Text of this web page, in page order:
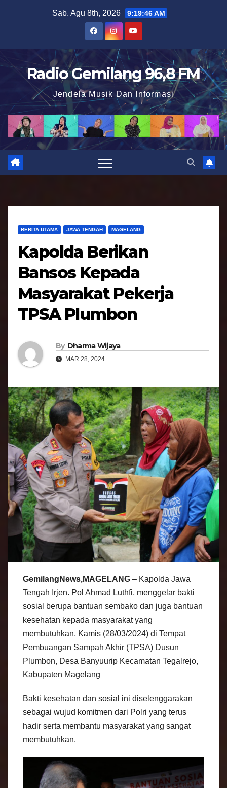
t
o
n
Sab. Agu 8th, 2026 9:19:47 AM
Radio Gemilang 96,8 FM
Jendela Musik Dan Informasi
BERITA UTAMA JAWA TENGAH MAGELANG
Kapolda Berikan
Bansos Kepada
Masyarakat Pekerja
TPSA Plumbon
By Dharma Wijaya
MAR 28, 2024
GemilangNews,MAGELANG – Kapolda Jawa
Tengah Irjen. Pol Ahmad Luthfi, menggelar bakti
sosial berupa bantuan sembako dan juga bantuan
kesehatan kepada masyarakat yang
membutuhkan, Kamis (28/03/2024) di Tempat
Pembuangan Sampah Akhir (TPSA) Dusun
Plumbon, Desa Banyuurip Kecamatan Tegalrejo,
Kabupaten Magelang
Bakti kesehatan dan sosial ini diselenggarakan
sebagai wujud komitmen dari Polri yang terus
hadir serta membantu masyarakat yang sangat
membutuhkan.